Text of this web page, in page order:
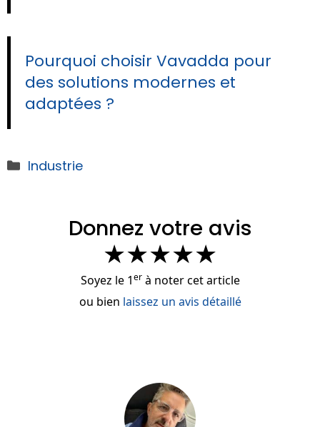
Pourquoi choisir Vavadda pour
des solutions modernes et
adaptées ?
Catégories
Industrie
Donnez votre avis
★★★★★
Soyez le 1erà noter cet article
ou bien laissez un avis détaillé